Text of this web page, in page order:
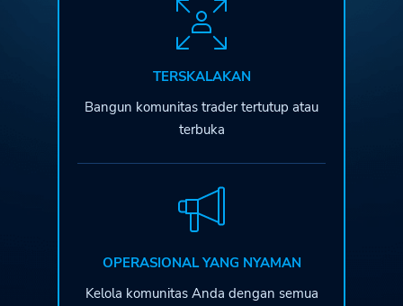
TERSKALAKAN
Bangun komunitas trader tertutup atau
terbuka
OPERASIONAL YANG NYAMAN
Kelola komunitas Anda dengan semua